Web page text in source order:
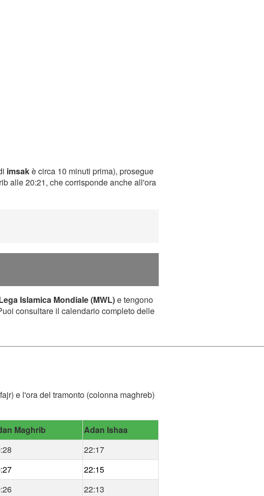
imsakè circa 10 minuti prima), prosegue
alle 20:21, che corrisponde anche all'ora
Islamica Mondiale (MWL)e tengono
consultare il calendario completo delle
e l'ora del tramonto (colonna maghreb)
Maghrib
Adan Ishaa
22:17
22:15
22:13